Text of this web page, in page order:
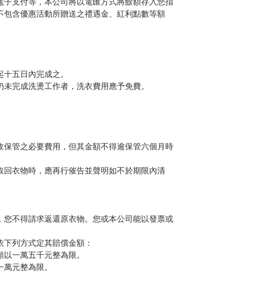
含優惠活動所贈送之禮遇金、紅利點數等額
五日內完成之。
完成洗燙工作者，洗衣費用應予免費。
管之必要費用，但其金額不得逾保管六個月時
衣物時，應再行催告並聲明如不於期限內清
不得請求返還原衣物。您或本公司能以發票或
列方式定其賠償金額：
一萬五千元整為限。
元整為限。